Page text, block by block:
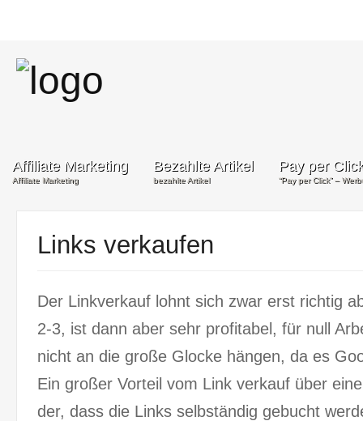
Affiliate Marketing
Affiliate Marketing
Bezahlte Artikel
bezahlte Artikel
Pay per
“Pay per Click” –
Links verkaufen
Der Linkverkauf lohnt sich zwar erst richtig
2-3, ist dann aber sehr profitabel, für null
nicht an die große Glocke hängen, da es
Ein großer Vorteil vom Link verkauf über
der, dass die Links selbständig gebucht